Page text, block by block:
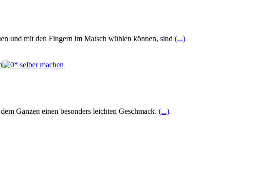
und mit den Fingern im Matsch wühlen können, sind (...)
Ganzen einen besonders leichten Geschmack. (...)